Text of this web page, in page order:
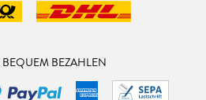
BEZAHLEN